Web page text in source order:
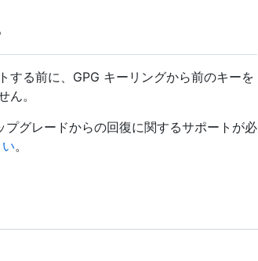
する前に、GPG キーリングから前のキーを
。
グレードからの回復に関するサポートが必
。